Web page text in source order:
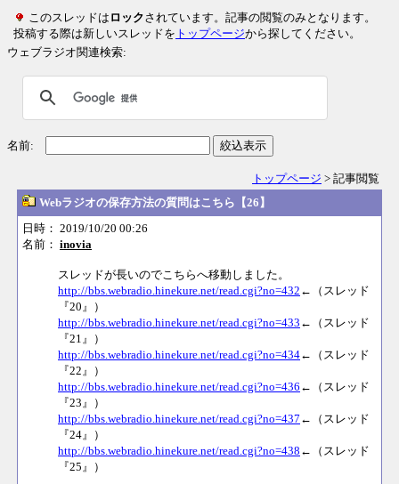
このスレッドは ロックされています。記事の閲覧のみとなります。
投稿する際は新しいスレッドを トップページから探してください。
ウェブラジオ関連検索:
名前: 絞込表示
トップページ > 記事閲覧
Webラジオの保存方法の質問はこちら【26】
日時： 2019/10/20 00:26
名前： inovia
スレッドが長いのでこちらへ移動しました。
http://bbs.webradio.hinekure.net/read.cgi?no=432 ←（スレッド
『20』）
http://bbs.webradio.hinekure.net/read.cgi?no=433 ←（スレッド
『21』）
http://bbs.webradio.hinekure.net/read.cgi?no=434←（スレッド
『22』）
http://bbs.webradio.hinekure.net/read.cgi?no=436 ←（スレッド
『23』）
http://bbs.webradio.hinekure.net/read.cgi?no=437 ←（スレッド
『24』）
http://bbs.webradio.hinekure.net/read.cgi?no=438 ←（スレッド
『25』）